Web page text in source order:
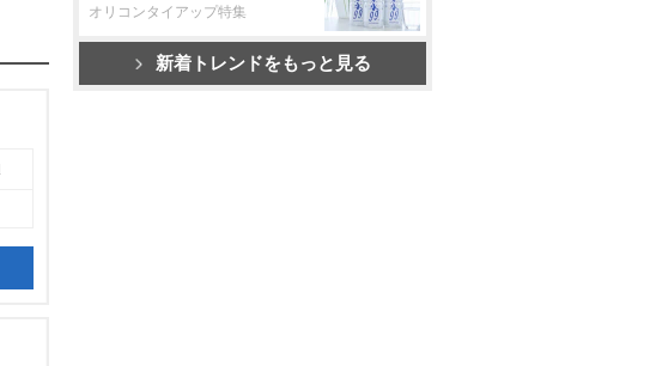
オリコンタイアップ特集
新着トレンドをもっと見る